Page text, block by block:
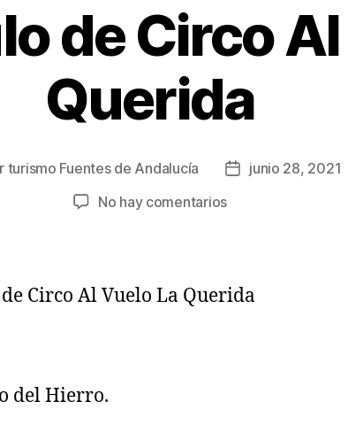
de Circo
Querida
turismo Fuentes de Andalucía
junio 28, 2021
No hay comentarios
Circo Al Vuelo La Querida
del Hierro.